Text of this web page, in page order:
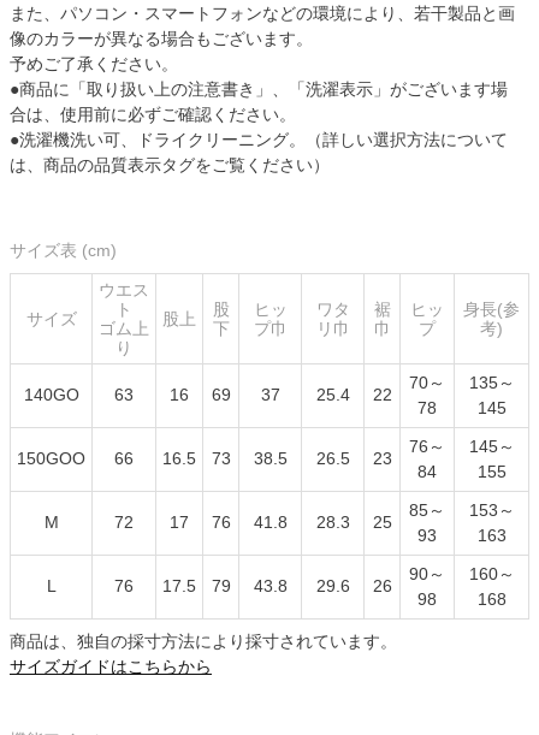
また、パソコン・スマートフォンなどの環境により、若干製品と画
像のカラーが異なる場合もございます。
予めご了承ください。
●商品に「取り扱い上の注意書き」、「洗濯表示」がございます場
合は、使用前に必ずご確認ください。
●洗濯機洗い可、ドライクリーニング。（詳しい選択方法について
は、商品の品質表示タグをご覧ください）
サイズ表 (cm)
サイズ
ウエス
ト
ゴム上
り
股上
股
下
ヒッ
プ巾
ワタ
リ巾
裾
巾
ヒッ
プ
身長(参
考)
140GO 63 16 69 37 25.4 22
70～
78
135～
145
150GOO 66 16.5 73 38.5 26.5 23
76～
84
145～
155
M 72 17 76 41.8 28.3 25
85～
93
153～
163
L 76 17.5 79 43.8 29.6 26
90～
98
160～
168
商品は、独自の採寸方法により採寸されています。
サイズガイドはこちらから